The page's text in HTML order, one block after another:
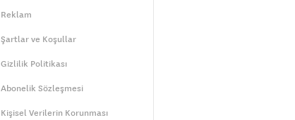
Reklam
Şartlar ve Koşullar
Gizlilik Politikası
Abonelik Sözleşmesi
Kişisel Verilerin Korunması